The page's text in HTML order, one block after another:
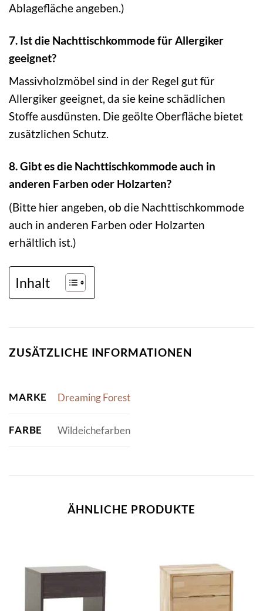
Ablagefläche angeben.)
7. Ist die Nachttischkommode für Allergiker
geeignet?
Massivholzmöbel sind in der Regel gut für
Allergiker geeignet, da sie keine schädlichen
Stoffe ausdünsten. Die geölte Oberfläche bietet
zusätzlichen Schutz.
8. Gibt es die Nachttischkommode auch in
anderen Farben oder Holzarten?
(Bitte hier angeben, ob die Nachttischkommode
auch in anderen Farben oder Holzarten
erhältlich ist.)
Inhalt
ZUSÄTZLICHE INFORMATIONEN
MARKE Dreaming Forest
FARBE Wildeichefarben
ÄHNLICHE PRODUKTE